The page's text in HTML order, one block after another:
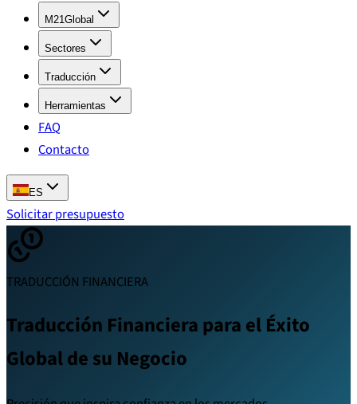
M21Global
Sectores
Traducción
Herramientas
FAQ
Contacto
ES
Solicitar presupuesto
TRADUCCIÓN FINANCIERA
Traducción Financiera para el Éxito
Global de su Negocio